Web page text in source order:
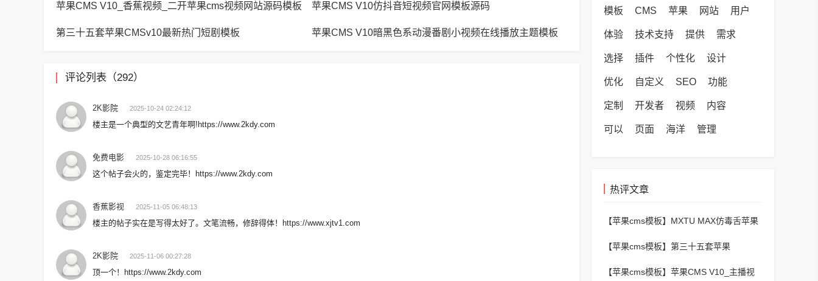
苹果CMS V10_香蕉视频_二开苹果cms视频网站源码模板 苹果CMS V10仿抖音短视频官网模板源码
第三十五套苹果CMSv10最新热门短剧模板 苹果CMS V10暗黑色系动漫番剧小视频在线播放主题模板
评论列表（292）
2K影院 2025-10-24 02:24:12
楼主是一个典型的文艺青年啊!https://www.2kdy.com
免费电影 2025-10-28 06:16:55
这个帖子会火的，鉴定完毕！https://www.2kdy.com
香蕉影视 2025-11-05 06:48:13
楼主的帖子实在是写得太好了。文笔流畅，修辞得体！https://www.xjtv1.com
2K影院 2025-11-06 00:27:28
顶一个！https://www.2kdy.com
模板 CMS 苹果 网站 用户
体验 技术支持 提供 需求
选择 插件 个性化 设计
优化 自定义 SEO 功能
定制 开发者 视频 内容
可以 页面 海洋 管理
热评文章
【苹果cms模板】 MXTU MAX仿毒舌苹果
【苹果cms模板】 第三十五套苹果
【苹果cms模板】 苹果CMS V10_主播视